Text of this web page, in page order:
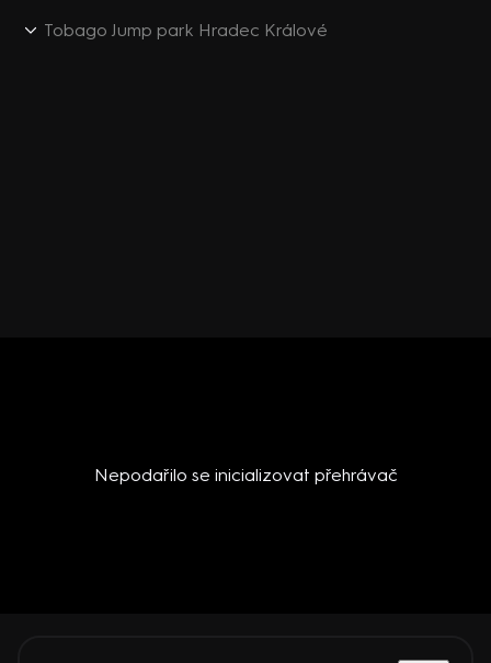
Tobago Jump park Hradec Králové
Nepodařilo se inicializovat přehrávač